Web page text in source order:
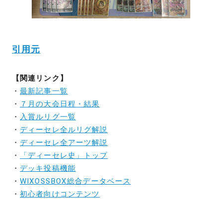
引用元
【関連リンク】
・最新記事一覧
・
７月の大会日程・結果
・ 入賞ルリグ一覧
・ ディーセレ全ルリグ解説
・ ディーセレ全アーツ解説
・
「ディーセレ史」トップ
・ デッキ投稿機能
・WIXOSSBOX総合データベース
・初心者向けコンテンツ